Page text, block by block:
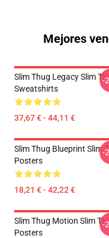
Mejores
Slim Thug Legacy Slim
Sweatshirts
37,67 € - 44,11 €
-
Slim Thug Blueprint Slim
Posters
18,21 € - 42,22 €
-
Slim Thug Motion Slim
Posters
-